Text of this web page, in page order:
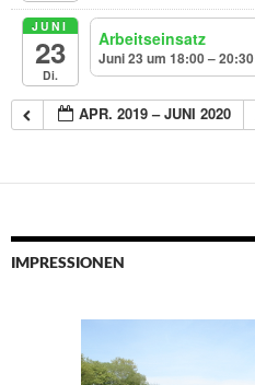
JUNI
23
Di.
Arbeitseinsatz
Juni 23 um 18:00 – 20:30
APR. 2019 – JUNI 2020
IMPRESSIONEN